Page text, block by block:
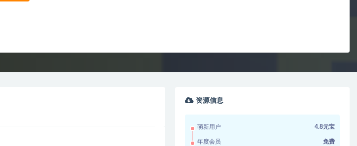
资源信息
萌新用户 4.8元宝
年度会员 免费